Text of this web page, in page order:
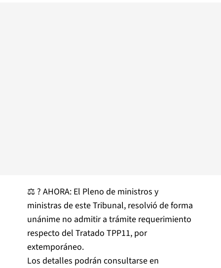
⚖️ ? AHORA: El Pleno de ministros y
ministras de este Tribunal, resolvió de forma
unánime no admitir a trámite requerimiento
respecto del Tratado TPP11, por
extemporáneo.
Los detalles podrán consultarse en